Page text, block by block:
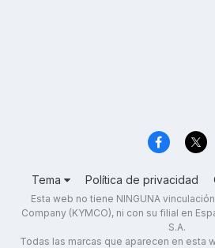
Tema Política de privacidad
Esta web no tiene NINGUNA
Company (KYMCO), ni con su filial en
S.A.
Todas las marcas que aparecen en esta